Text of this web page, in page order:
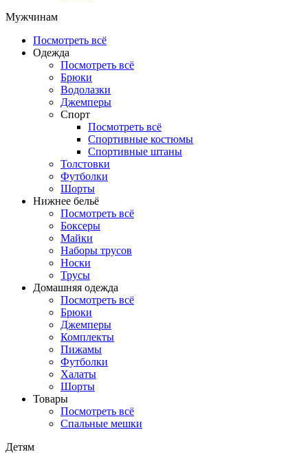
Мужчинам
Посмотреть всё
Одежда
Посмотреть всё
Брюки
Водолазки
Джемперы
Спорт
Посмотреть всё
Спортивные костюмы
Спортивные штаны
Толстовки
Футболки
Шорты
Нижнее бельё
Посмотреть всё
Боксеры
Майки
Наборы трусов
Носки
Трусы
Домашняя одежда
Посмотреть всё
Брюки
Джемперы
Комплекты
Пижамы
Футболки
Халаты
Шорты
Товары
Посмотреть всё
Спальные мешки
Детям